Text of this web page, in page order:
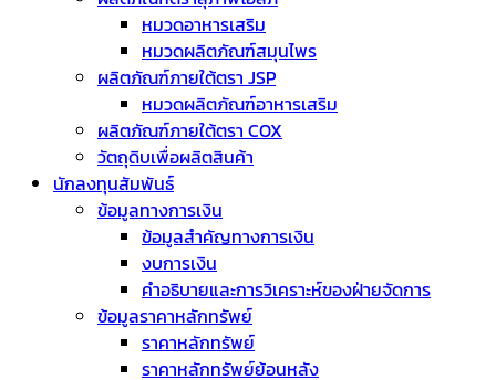
หมวดอาหารเสริม
หมวดผลิตภัณฑ์สมุนไพร
ผลิตภัณฑ์ภายใต้ตรา JSP
หมวดผลิตภัณฑ์อาหารเสริม
ผลิตภัณฑ์ภายใต้ตรา COX
วัตถุดิบเพื่อผลิตสินค้า
นักลงทุนสัมพันธ์
ข้อมูลทางการเงิน
ข้อมูลสำคัญทางการเงิน
งบการเงิน
คำอธิบายและการวิเคราะห์ของฝ่ายจัดการ
ข้อมูลราคาหลักทรัพย์
ราคาหลักทรัพย์
ราคาหลักทรัพย์ย้อนหลัง